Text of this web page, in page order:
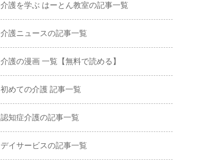
介護を学ぶ はーとん教室の記事一覧
介護ニュースの記事一覧
介護の漫画 一覧【無料で読める】
初めての介護 記事一覧
認知症介護の記事一覧
デイサービスの記事一覧